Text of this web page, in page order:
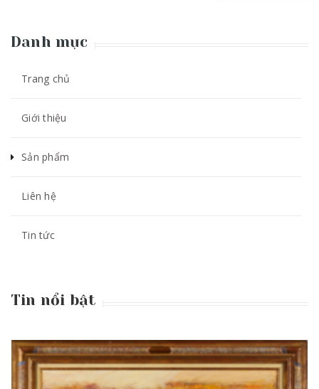
Danh mục
Trang chủ
Giới thiệu
Sản phẩm
Liên hệ
Tin tức
Tin nổi bật